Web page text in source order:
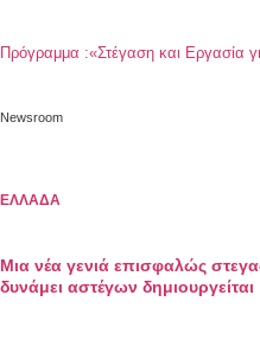
Πρόγραμμα :«Στέγαση και Εργασία
Newsroom
ΕΛΛΑΔΑ
Μια νέα γενιά επισφαλώς
δυνάμει αστέγων δημιουργείται